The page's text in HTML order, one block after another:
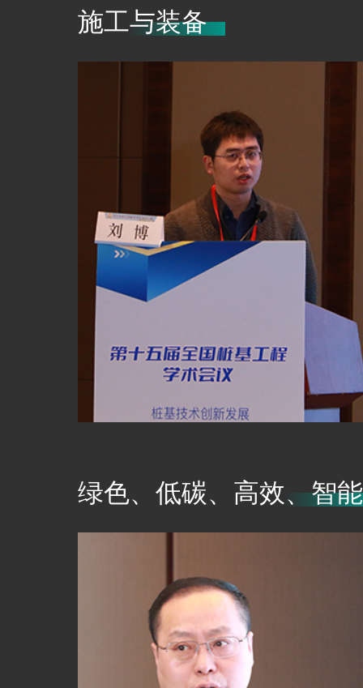
施工与装备
绿色、低碳、高效、智能